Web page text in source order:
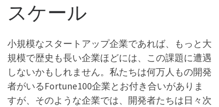
スケール
小規模なスタートアップ企業であれば、もっと大
規模で歴史も長い企業ほどには、この課題に遭遇
しないかもしれません。私たちは何万人もの開発
者がいるFortune100企業とお付き合いがありま
すが、そのような企業では、開発者たちは日々次